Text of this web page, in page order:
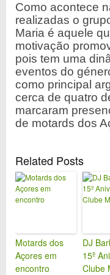
Como acontece
realizadas o
Maria é aquele
motivação
pois tem uma
eventos do
como principal
cerca de quatro
marcaram
de motards dos
Related Posts
Motards dos
Açores em
encontro
DJ
15º
Clube